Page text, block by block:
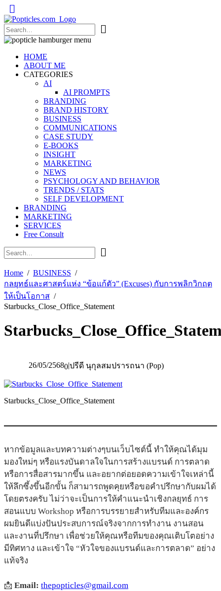
Popticles.com
HOME
ABOUT ME
CATEGORIES
AI
AI PROMPTS
BRANDING
BRAND HISTORY
BUSINESS
COMMUNICATIONS
CASE STUDY
E-BOOKS
INSIGHT
MARKETING
NEWS
PSYCHOLOGY AND BEHAVIOR
TRENDS / STATS
SELF DEVELOPMENT
BRANDING
MARKETING
SERVICES
Free Consult
Home
BUSINESS
กลยุทธ์และศาสตร์แห่ง “ข้อแก้ตัว” (Excuses) กับการพลิกวิกฤต
ให้เป็นโอกาส
Starbucks_Close_Office_Statement
26/05/25680|ปรีดี นุกุลสมปรารถนา (Pop)
Starbucks_Close_Office_Statement
หากข้อมูลและบทความต่างๆบนเว็บไซต์นี้ ทำให้คุณได้มุม
มองใหม่ๆ หรือแรงบันดาลใจในการสร้างแบรนด์ การตลาด
หรือการสื่อสารมากขึ้น และอยากต่อยอดความเข้าใจเหล่านี้
ให้ลึกซึ้งขึ้นอีกขั้น ก็สามารถพูดคุยหรือขอคำปรึกษากับผมได้
โดยตรงครับ ไม่ว่าจะเป็นการให้คำแนะนำเชิงกลยุทธ์ การ
สอนแบบ Workshop หรือการบรรยายสำหรับทีมและองค์กร
ผมยินดีแบ่งปันประสบการณ์จริงจากการทำงาน งานสอน
และงานที่ปรึกษา เพื่อช่วยให้คุณหรือทีมของคุณเติบโตอย่าง
มีทิศทาง และเข้าใจ “หัวใจของแบรนด์และการตลาด” อย่าง
แท้จริง
📩 Email: thepopticles@gmail.com